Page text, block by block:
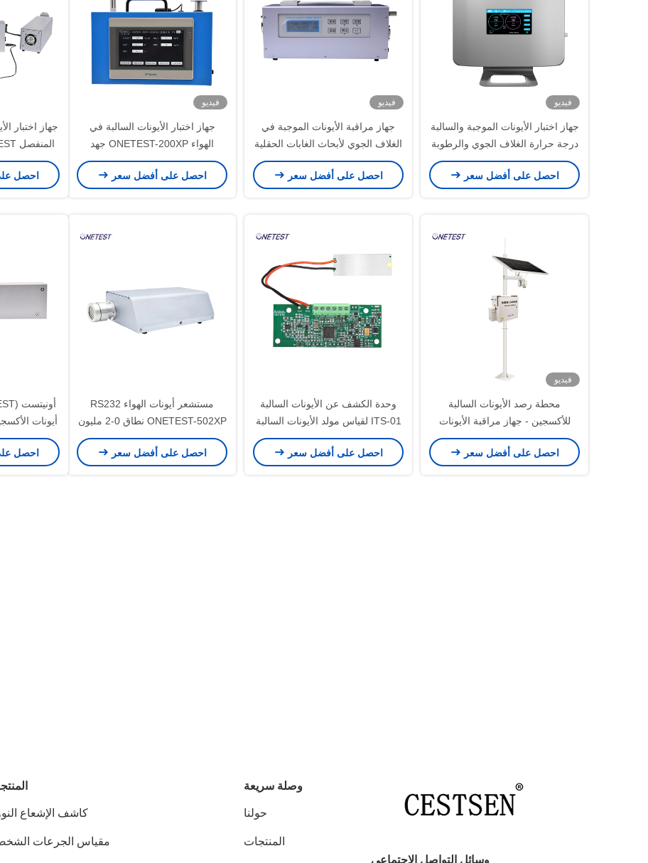
فيديو
جهاز اختبار الأيونات الموجبة والسالبة
درجة حرارة الغلاف الجوي والرطوبة
ومراقبة الأيونات
احصل على أفضل سعر
فيديو
جهاز مراقبة الأيونات الموجبة في
الغلاف الجوي لأبحاث الغابات الحقلية
احصل على أفضل سعر
فيديو
جهاز اختبار الأيونات السالبة في
الهواء ONETEST-200XP جهد
الاستقطاب 15.8 فولت 10.5 فولت
احصل على أفضل سعر
جهاز اختبار
الأيونات
احصل
فيديو
محطة رصد الأيونات السالبة
للأكسجين - جهاز مراقبة الأيونات
السالبة في الغلاف الجوي - خارجي
احصل على أفضل سعر
وحدة الكشف عن الأيونات السالبة
ITS-01 لقياس مولد الأيونات السالبة
ومنقي الهواء
احصل على أفضل سعر
مستشعر أيونات الهواء RS232
ONETEST-502XP نطاق 0-2 مليون
لكل/سم3
احصل على أفضل سعر
أيونات
الجوي (ONETEST-511)
احصل
وسائل التواصل الاجتماعي
وصلة سريعة
حولنا
المنتجات
كاشف الإشعاع
مقياس الجرعات